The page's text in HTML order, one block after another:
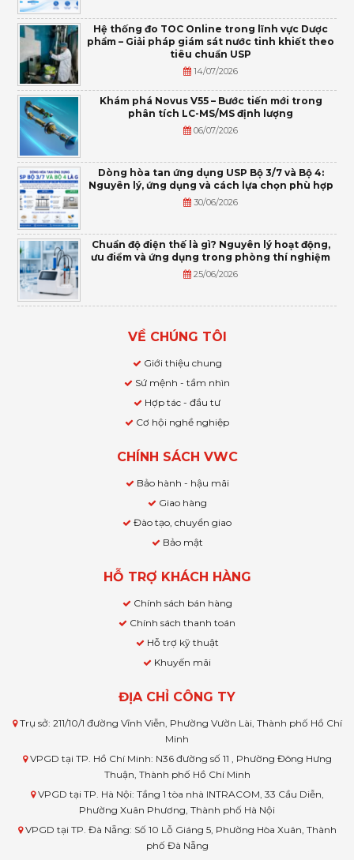
Hệ thống đo TOC Online trong lĩnh vực Dược
phẩm – Giải pháp giám sát nước tinh khiết theo
tiêu chuẩn USP
14/07/2026
Khám phá Novus V55 – Bước tiến mới trong
phân tích LC-MS/MS định lượng
06/07/2026
Dòng hòa tan ứng dụng USP Bộ 3/7 và Bộ 4:
Nguyên lý, ứng dụng và cách lựa chọn phù hợp
30/06/2026
Chuẩn độ điện thế là gì? Nguyên lý hoạt động,
ưu điểm và ứng dụng trong phòng thí nghiệm
25/06/2026
VỀ CHÚNG TÔI
Giới thiệu chung
Sứ mệnh - tầm nhìn
Hợp tác - đầu tư
Cơ hội nghề nghiệp
CHÍNH SÁCH VWC
Bảo hành - hậu mãi
Giao hàng
Đào tạo, chuyển giao
Bảo mật
HỖ TRỢ KHÁCH HÀNG
Chính sách bán hàng
Chính sách thanh toán
Hỗ trợ kỹ thuật
Khuyến mãi
ĐỊA CHỈ CÔNG TY
Trụ sở: 211/10/1 đường Vĩnh Viễn, Phường Vườn Lài, Thành phố Hồ Chí
Minh
VPGD tại TP. Hồ Chí Minh: N36 đường số 11 , Phường Đông Hưng
Thuận, Thành phố Hồ Chí Minh
VPGD tại TP. Hà Nội: Tầng 1 tòa nhà INTRACOM, 33 Cầu Diễn,
Phường Xuân Phương, Thành phố Hà Nội
VPGD tại TP. Đà Nẵng: Số 10 Lỗ Giáng 5, Phường Hòa Xuân, Thành
phố Đà Nẵng